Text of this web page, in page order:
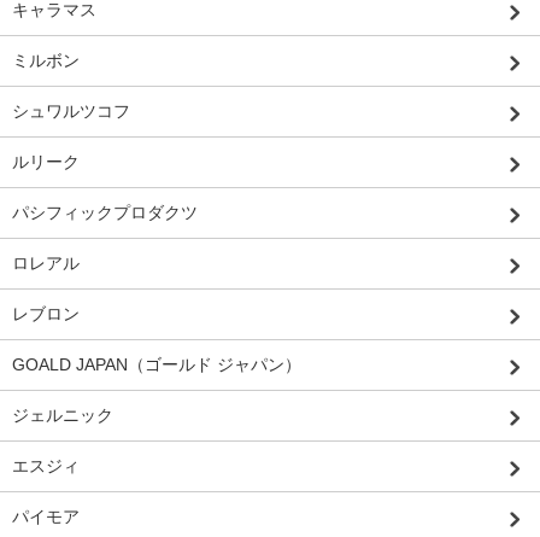
キャラマス
ミルボン
シュワルツコフ
ルリーク
パシフィックプロダクツ
ロレアル
レブロン
GOALD JAPAN（ゴールド ジャパン）
ジェルニック
エスジィ
パイモア